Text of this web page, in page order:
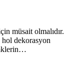
müsait olmalıdır.
dekorasyon